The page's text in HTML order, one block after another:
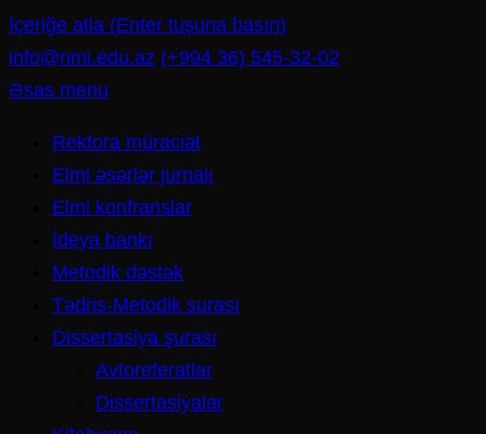
İçeriğe atla (Enter tuşuna basın)
info@nmi.edu.az (+994 36) 545-32-02
Əsas menu
Rektora müraciət
Elmi əsərlər jurnalı
Elmi konfranslar
İdeya bankı
Metodik dəstək
Tədris-Metodik şurası
Dissertasiya şurası
Avtoreferatlar
Dissertasiyalar